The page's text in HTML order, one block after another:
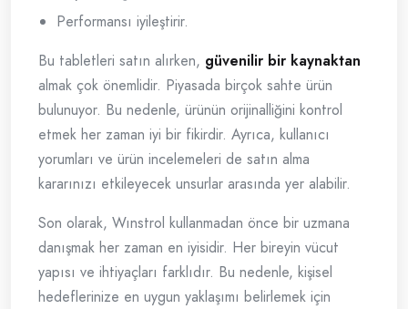
Performansı iyileştirir.
Bu tabletleri satın alırken, güvenilir bir kaynaktan
almak çok önemlidir. Piyasada birçok sahte ürün
bulunuyor. Bu nedenle, ürünün orijinalliğini kontrol
etmek her zaman iyi bir fikirdir. Ayrıca, kullanıcı
yorumları ve ürün incelemeleri de satın alma
kararınızı etkileyecek unsurlar arasında yer alabilir.
Son olarak, Wınstrol kullanmadan önce bir uzmana
danışmak her zaman en iyisidir. Her bireyin vücut
yapısı ve ihtiyaçları farklıdır. Bu nedenle, kişisel
hedeflerinize en uygun yaklaşımı belirlemek için